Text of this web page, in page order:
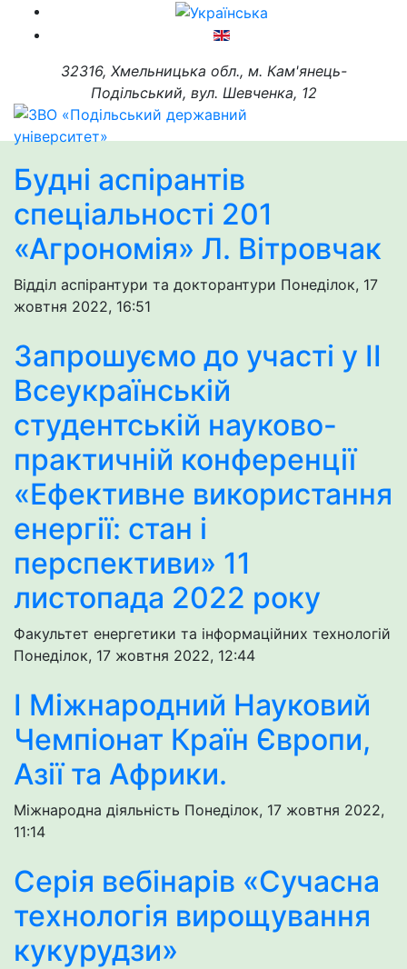
32316, Хмельницька обл., м. Кам'янець-
Подільський, вул. Шевченка, 12
Будні аспірантів
спеціальності 201
«Агрономія» Л. Вітровчак
Відділ аспірантури та докторантури Понеділок, 17
жовтня 2022, 16:51
Запрошуємо до участі у ІІ
Всеукраїнській
студентській науково-
практичній конференції
«Ефективне використання
енергії: стан і
перспективи» 11
листопада 2022 року
Факультет енергетики та інформаційних технологій
Понеділок, 17 жовтня 2022, 12:44
I Міжнародний Науковий
Чемпіонат Країн Європи,
Азії та Африки.
Міжнародна діяльність Понеділок, 17 жовтня 2022,
11:14
Серія вебінарів «Сучасна
технологія вирощування
кукурудзи»